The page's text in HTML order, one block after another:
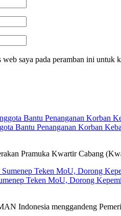
web saya pada peramban ini untuk
Bantu Penanganan Korban
Pramuka Kwartir Cabang
Teken MoU, Dorong
Indonesia menggandeng